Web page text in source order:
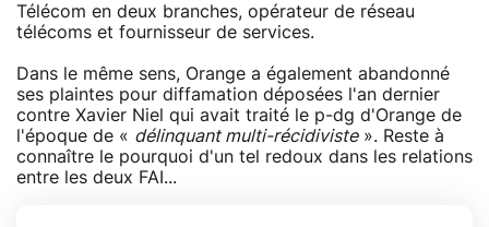
Télécom en deux branches, opérateur de réseau
télécoms et fournisseur de services.
Dans le même sens, Orange a également abandonné
ses plaintes pour diffamation déposées l'an dernier
contre Xavier Niel qui avait traité le p-dg d'Orange de
l'époque de « délinquant multi-récidiviste». Reste à
connaître le pourquoi d'un tel redoux dans les relations
entre les deux FAI...